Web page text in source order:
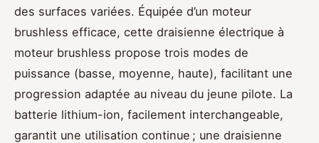
des surfaces variées. Équipée d’un moteur
brushless efficace, cette draisienne électrique à
moteur brushless propose trois modes de
puissance (basse, moyenne, haute), facilitant une
progression adaptée au niveau du jeune pilote. La
batterie lithium-ion, facilement interchangeable,
garantit une utilisation continue ; une draisienne